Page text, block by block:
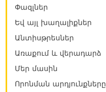
Փազլներ
Եվ այլ խաղալիքներ
Անտիսթրեսներ
Առաքում և վերադարձ
Մեր մասին
Որոնման արդյունքները